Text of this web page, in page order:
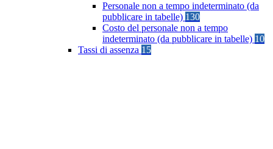
Personale non a tempo indeterminato (da
pubblicare in tabelle) 130
Costo del personale non a tempo
indeterminato (da pubblicare in tabelle) 10
Tassi di assenza 15